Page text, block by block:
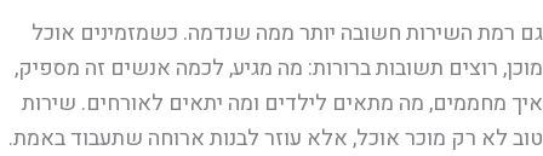
גם רמת השירות חשובה יותר ממה שנדמה. כשמזמינים אוכל
מוכן, רוצים תשובות ברורות: מה מגיע, לכמה אנשים זה מספיק,
איך מחממים, מה מתאים לילדים ומה יתאים לאורחים. שירות
טוב לא רק מוכר אוכל, אלא עוזר לבנות ארוחה שתעבוד באמת.